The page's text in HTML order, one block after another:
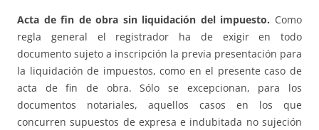
Acta de fin de obra sin liquidación del impuesto. Como
regla general el registrador ha de exigir en todo
documento sujeto a inscripción la previa presentación para
la liquidación de impuestos, como en el presente caso de
acta de fin de obra. Sólo se excepcionan, para los
documentos notariales, aquellos casos en los que
concurren supuestos de expresa e indubitada no sujeción